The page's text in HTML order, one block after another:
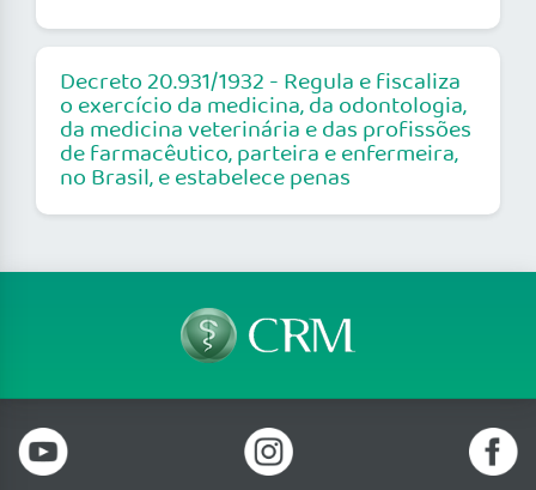
Decreto 20.931/1932 - Regula e fiscaliza
o exercício da medicina, da odontologia,
da medicina veterinária e das profissões
de farmacêutico, parteira e enfermeira,
no Brasil, e estabelece penas